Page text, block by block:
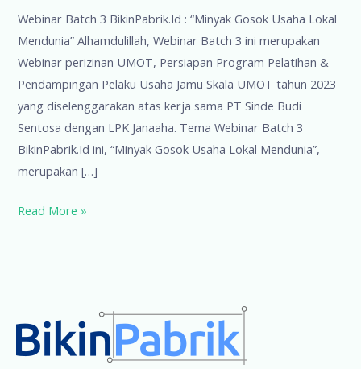
Webinar Batch 3 BikinPabrik.Id : “Minyak Gosok Usaha Lokal
Mendunia” Alhamdulillah, Webinar Batch 3 ini merupakan
Webinar perizinan UMOT, Persiapan Program Pelatihan &
Pendampingan Pelaku Usaha Jamu Skala UMOT tahun 2023
yang diselenggarakan atas kerja sama PT Sinde Budi
Sentosa dengan LPK Janaaha. Tema Webinar Batch 3
BikinPabrik.Id ini, “Minyak Gosok Usaha Lokal Mendunia”,
merupakan […]
“Minyak
Read More »